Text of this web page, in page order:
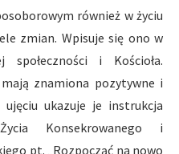
również w życiu
zmian. Wpisuje się ono w
społeczności i Kościoła.
znamiona pozytywne i
ukazuje je instrukcja
Konsekrowanego i
pt. „Rozpocząć na nowo